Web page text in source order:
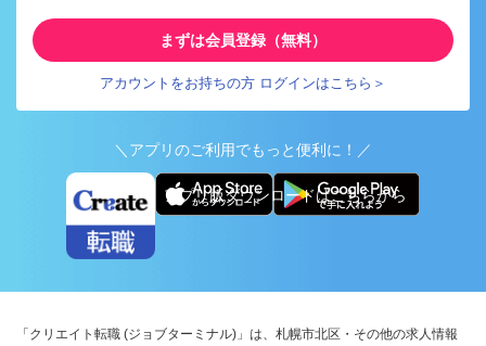
まずは会員登録（無料）
アカウントをお持ちの方 ログインはこちら＞
＼アプリのご利用でもっと便利に！／
アプリ版ダウンロードはこちらから
「クリエイト転職 (ジョブターミナル)」は、札幌市北区・その他の求人情報